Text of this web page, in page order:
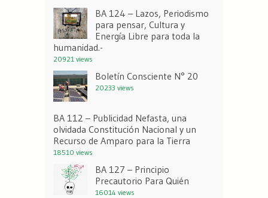
BA 124 – Lazos, Periodismo
para pensar, Cultura y
Energía Libre para toda la
humanidad.-
20921 views
Boletín Consciente N° 20
20233 views
BA 112 – Publicidad Nefasta, una
olvidada Constitución Nacional y un
Recurso de Amparo para la Tierra
18510 views
BA 127 – Principio
Precautorio Para Quién
16014 views